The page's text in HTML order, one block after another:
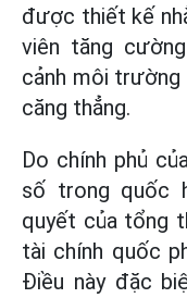
được thiết kế
viên tăng
cảnh môi trường
căng thẳng.
Do chính phủ
số trong quốc
quyết của tổng
tài chính quốc
Điều này đặc